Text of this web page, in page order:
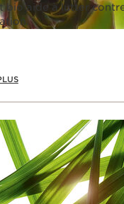
bio aide à lutter